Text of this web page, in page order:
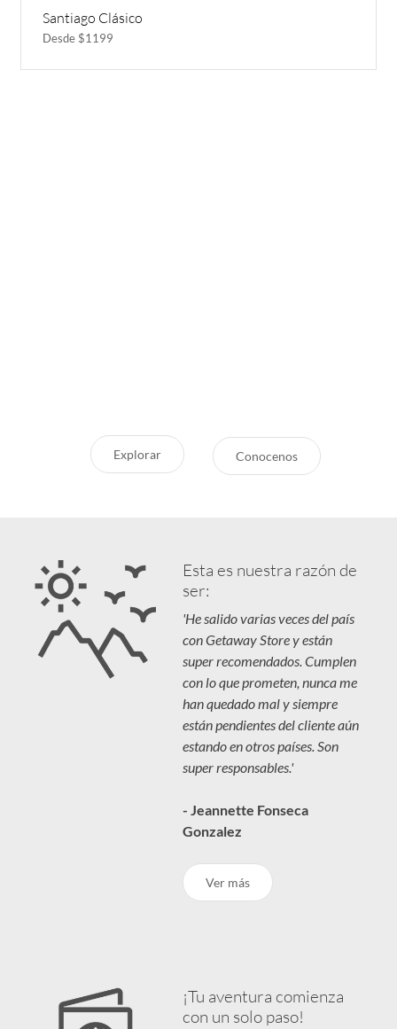
Santiago Clásico
Desde $1199
Explorar Conocenos
Esta es nuestra razón de
ser:
'He salido varias veces del país
con Getaway Store y están
super recomendados. Cumplen
con lo que prometen, nunca me
han quedado mal y siempre
están pendientes del cliente aún
estando en otros países. Son
super responsables.'
- Jeannette Fonseca
Gonzalez
Ver más
¡Tu aventura comienza
con un solo paso!